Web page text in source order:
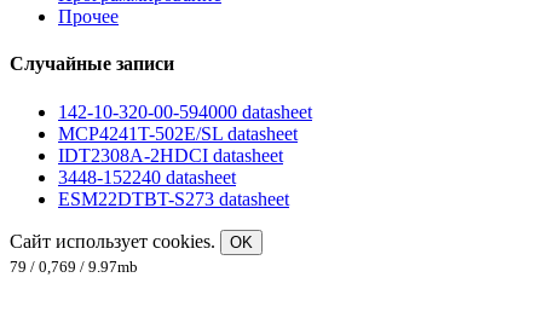
Прочее
Случайные записи
142-10-320-00-594000 datasheet
MCP4241T-502E/SL datasheet
IDT2308A-2HDCI datasheet
3448-152240 datasheet
ESM22DTBT-S273 datasheet
Сайт использует cookies.
OK
79 / 0,769 / 9.97mb